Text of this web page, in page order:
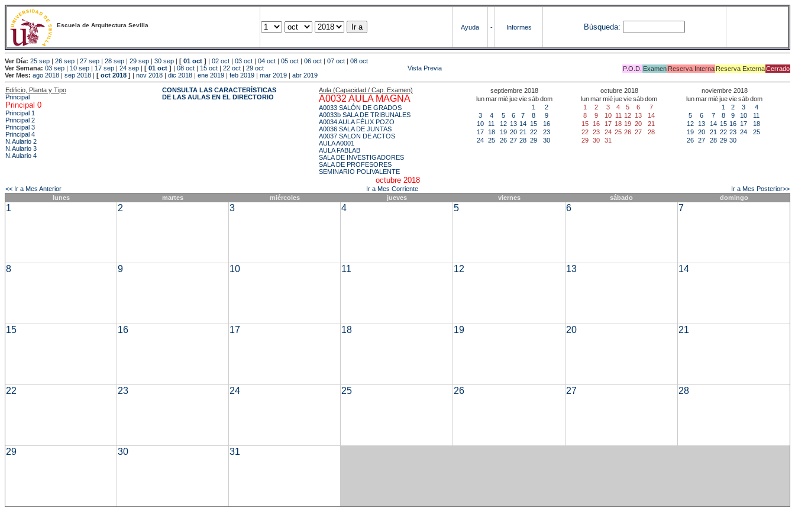
Escuela de Arquitectura Sevilla Ayuda - Informes Búsqueda:
Ver Día: 25 sep | 26 sep | 27 sep | 28 sep | 29 sep | 30 sep | [ 01 oct ] | 02 oct | 03 oct | 04 oct | 05 oct | 06 oct | 07 oct | 08 oct
Ver Semana: 03 sep | 10 sep | 17 sep | 24 sep | [ 01 oct ] | 08 oct | 15 oct | 22 oct | 29 oct P.O.D. Examen Reserva Interna Reserva ExternaCerrado
Vista Previa
Ver Mes: ago 2018 | sep 2018 | [ oct 2018 ] | nov 2018 | dic 2018 | ene 2019 | feb 2019 | mar 2019 | abr 2019
Edificio, Planta y Tipo
Principal
Principal 0
Principal 1
Principal 2
Principal 3
Principal 4
N.Aulario 2
N.Aulario 3
N.Aulario 4
CONSULTA LAS CARACTERÍSTICAS
DE LAS AULAS EN EL DIRECTORIO
Aula (Capacidad / Cap. Examen)
A0032 AULA MAGNA
A0033 SALÓN DE GRADOS
A0033b SALA DE TRIBUNALES
A0034 AULA FÉLIX POZO
A0036 SALA DE JUNTAS
A0037 SALON DE ACTOS
AULA A0001
AULA FABLAB
SALA DE INVESTIGADORES
SALA DE PROFESORES
SEMINARIO POLIVALENTE
septiembre 2018
lunmarmiéjueviesábdom
1
2
3
4 5 6 7 8
9
10
11 12 13 14 15
16
17
18 19 20 21 22
23
24 25 26 27 28 29 30
octubre 2018
lunmarmiéjueviesábdom
1
2 3 4 5 6
7
8
9 10 11 12 13
14
15
16 17 18 19 20
21
22 23 24 25 26 27
28
29 30 31
noviembre 2018
lunmarmiéjueviesábdom
1
2 3
4
5
6 7 8 9 10
11
12
13 14 15 16 17
18
19 20 21 22 23 24
25
26 27 28 29 30
octubre 2018
<< Ir a Mes Anterior Ir a Mes Corriente
Ir a Mes Posterior>>
lunes
martes miércoles jueves viernes sábado domingo
1 2 3 4 5 6 7
8 9 10 11 12 13 14
15 16 17 18 19 20 21
22 23 24 25 26 27 28
29 30 31